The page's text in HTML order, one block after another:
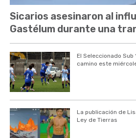
Sicarios asesinaron al
Gastélum durante una
El Seleccionado Sub
camino este
La publicación de
Ley de Tierras